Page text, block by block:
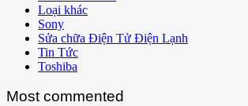
Loại khác
Sony
Sửa chữa Điện Tử Điện Lạnh
Tin Tức
Toshiba
Most commented